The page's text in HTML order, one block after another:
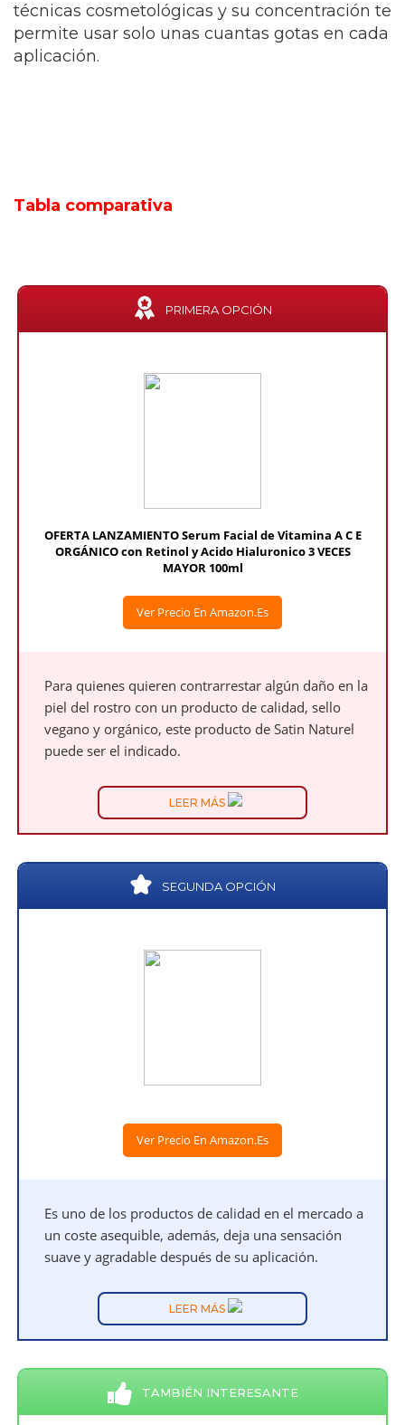
técnicas cosmetológicas y su concentración te
permite usar solo unas cuantas gotas en cada
aplicación.
Tabla comparativa
PRIMERA OPCIÓN
OFERTA LANZAMIENTO Serum Facial de Vitamina A C E
ORGÁNICO con Retinol y Acido Hialuronico 3 VECES
MAYOR 100ml
Ver Precio En Amazon.es
Para quienes quieren contrarrestar algún daño en la
piel del rostro con un producto de calidad, sello
vegano y orgánico, este producto de Satin Naturel
puede ser el indicado.
LEER MÁS
SEGUNDA OPCIÓN
Ver Precio En Amazon.es
Es uno de los productos de calidad en el mercado a
un coste asequible, además, deja una sensación
suave y agradable después de su aplicación.
LEER MÁS
TAMBIÉN INTERESANTE